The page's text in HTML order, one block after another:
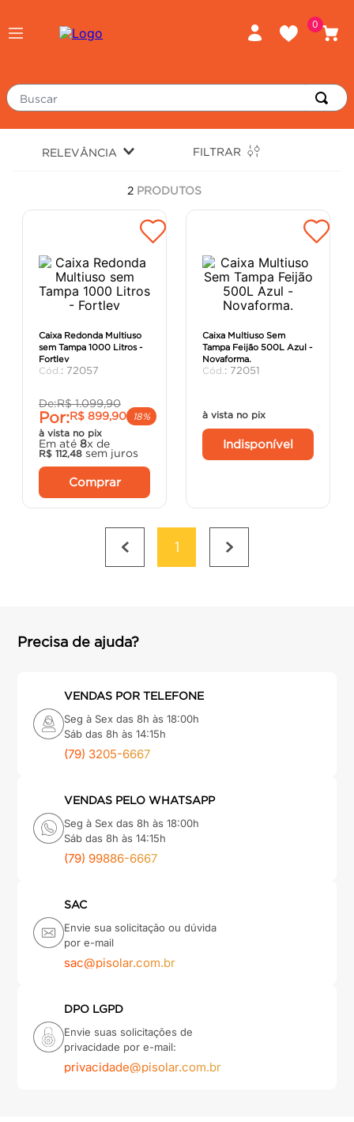
0
Buscar
RELEVÂNCIA FILTRAR
2 PRODUTOS
Caixa Redonda Multiuso
sem Tampa 1000 Litros -
Fortlev
: 72057
De:R$ 1.099,90
Por:R$ 899,90
18%
à vista no pix
Em até 8x de
R$ 112,48 sem juros
Comprar
Caixa Multiuso Sem
Tampa Feijão 500L Azul -
Novaforma.
: 72051
à vista no pix
Indisponível
1
Precisa de ajuda?
VENDAS POR TELEFONE
Seg à Sex das 8h às 18:00h
Sáb das 8h às 14:15h
(79) 3205-6667
VENDAS PELO WHATSAPP
Seg à Sex das 8h às 18:00h
Sáb das 8h às 14:15h
(79) 99886-6667
SAC
Envie sua solicitação ou dúvida
por e-mail
sac@pisolar.com.br
DPO LGPD
Envie suas solicitações de
privacidade por e-mail:
privacidade@pisolar.com.br
massa corrida
chuveiro
porta
argamassa
º cimento